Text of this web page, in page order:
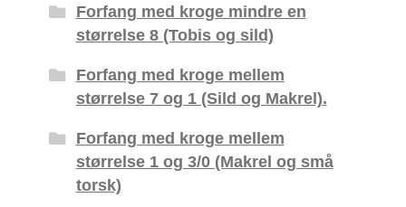
Forfang med kroge mindre en
størrelse 8 (Tobis og sild)
Forfang med kroge mellem
størrelse 7 og 1 (Sild og Makrel).
Forfang med kroge mellem
størrelse 1 og 3/0 (Makrel og små
torsk)